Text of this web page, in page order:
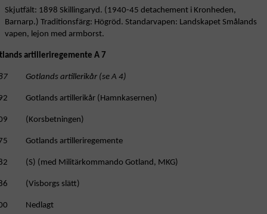
Skjutfält: 1898 Skillingaryd. (1940-45 detachement i Kronheden,
Barnarp.) Traditionsfärg: Högröd. Standarvapen: Landskapet Smålands
vapen, lejon med armborst.
artilleriregemente A 7
Gotlands artillerikår (se A 4)
Gotlands artillerikår (Hamnkasernen)
(Korsbetningen)
Gotlands artilleriregemente
(S) (med Militärkommando Gotland, MKG)
(Visborgs slätt)
Nedlagt